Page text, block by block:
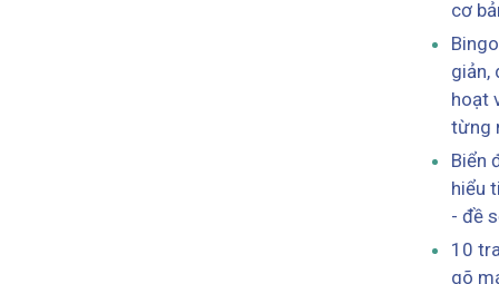
cơ
giản,
hoạt
từng
Biển
hiểu
- đề
10
gõ